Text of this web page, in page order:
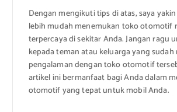
Dengan mengikuti tips di atas, saya
lebih mudah menemukan toko otomotif
terpercaya di sekitar Anda. Jangan ragu
kepada teman atau keluarga yang
pengalaman dengan toko otomotif
artikel ini bermanfaat bagi Anda dalam
otomotif yang tepat untuk mobil Anda.